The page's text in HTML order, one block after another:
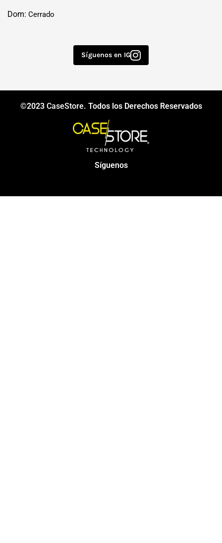
Dom: Cerrado
Síguenos en IG
©2023 CaseStore. Todos los Derechos Reservados
Síguenos